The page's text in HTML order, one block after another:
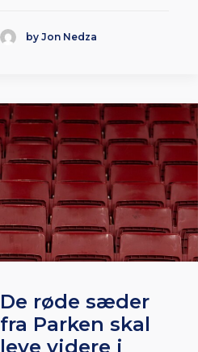
by Jon Nedza
De røde sæder
fra Parken skal
leve videre i